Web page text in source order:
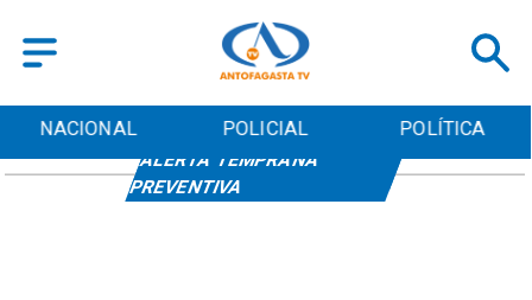
NACIONAL POLICIAL POLÍTICA
ALERTA TEMPRANA
PREVENTIVA